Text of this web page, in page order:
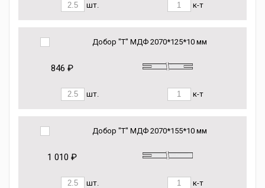
шт. к-т
Добор "Т" МДФ 2070*125*10 мм
846 ₽
шт. к-т
Добор "Т" МДФ 2070*155*10 мм
1 010 ₽
шт. к-т